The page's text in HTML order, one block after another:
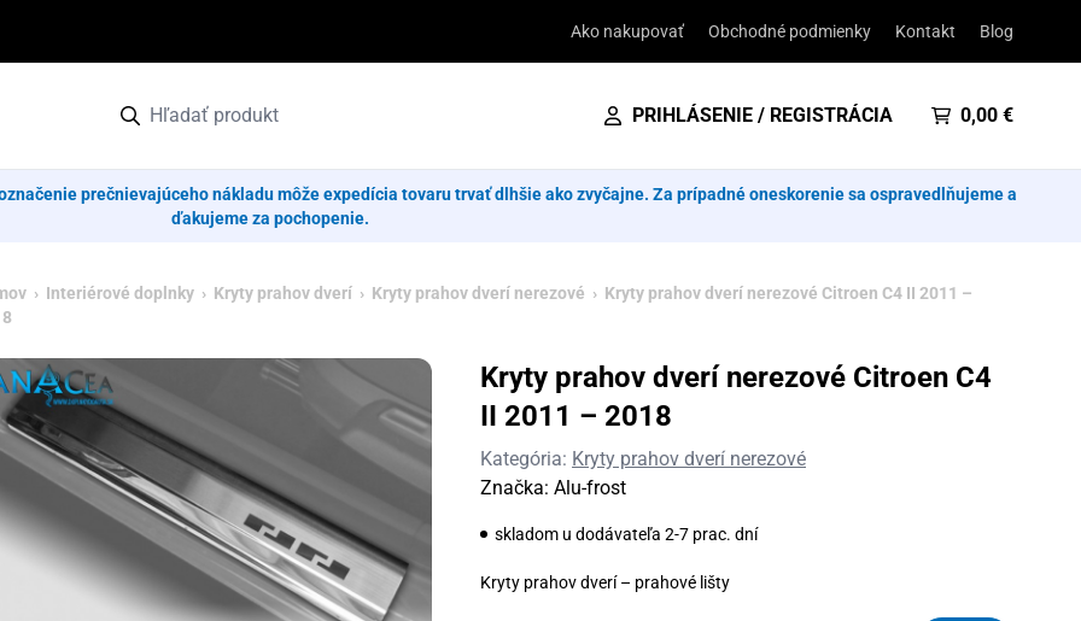
Ako nakupovať Obchodné podmienky Kontakt Blog
PRIHLÁSENIE / REGISTRÁCIA 0,00 €
prečnievajúceho nákladu môže expedícia tovaru trvať dlhšie ako zvyčajne. Za prípadné oneskorenie sa ospravedlňujeme a
ďakujeme za pochopenie.
› Interiérové doplnky › Kryty prahov dverí › Kryty prahov dverí nerezové › Kryty prahov dverí nerezové Citroen C4 II 2011 –
Kryty prahov dverí nerezové Citroen C4
II 2011 – 2018
Kategória: Kryty prahov dverí nerezové
Značka: Alu-frost
skladom u dodávateľa 2-7 prac. dní
Kryty prahov dverí – prahové lišty